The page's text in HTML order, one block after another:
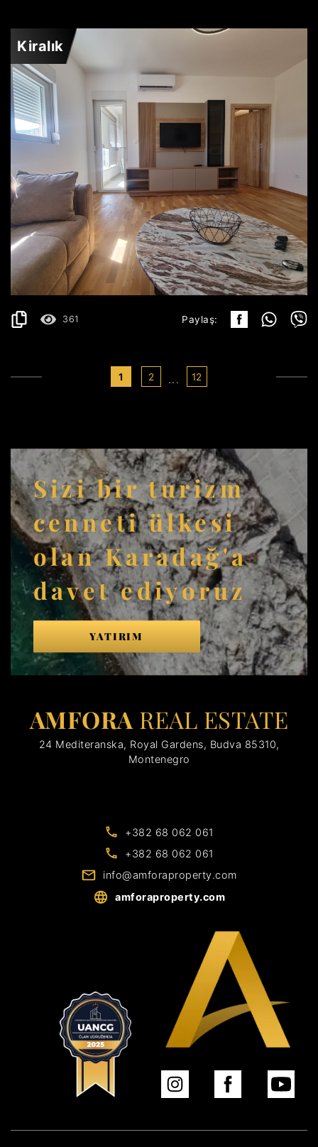
Kiralık
BEČIĆI
850€
58 m2
AYRINTILAR
361 Paylaş:
1 2 ... 12
Sizi bir turizm
cenneti ülkesi
olan Karadağ'a
davet ediyoruz
YATIRIM
AMFORA REAL ESTATE
24 Mediteranska, Royal Gardens, Budva 85310,
Montenegro
+382 68 062 061
+382 68 062 061
info@amforaproperty.com
amforaproperty.com